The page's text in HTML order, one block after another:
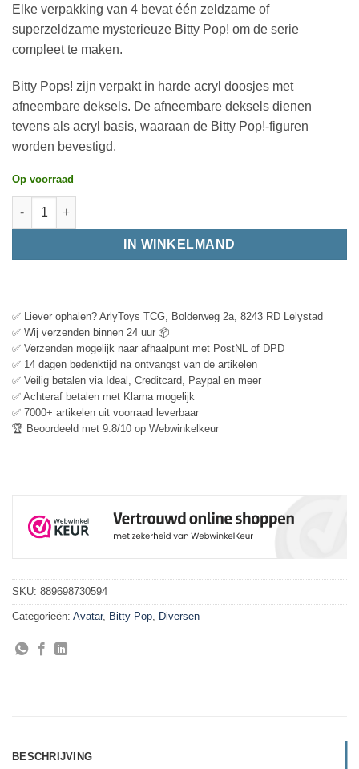
Elke verpakking van 4 bevat één zeldzame of
superzeldzame mysterieuze Bitty Pop! om de serie
compleet te maken.
Bitty Pops! zijn verpakt in harde acryl doosjes met
afneembare deksels. De afneembare deksels dienen
tevens als acryl basis, waaraan de Bitty Pop!-figuren
worden bevestigd.
Op voorraad
IN WINKELMAND
✅ Liever ophalen? ArlyToys TCG, Bolderweg 2a, 8243 RD Lelystad
✅ Wij verzenden binnen 24 uur 📦
✅ Verzenden mogelijk naar afhaalpunt met PostNL of DPD
✅ 14 dagen bedenktijd na ontvangst van de artikelen
✅ Veilig betalen via Ideal, Creditcard, Paypal en meer
✅ Achteraf betalen met Klarna mogelijk
✅ 7000+ artikelen uit voorraad leverbaar
🏆 Beoordeeld met 9.8/10 op Webwinkelkeur
SKU: 889698730594
Categorieën: Avatar, Bitty Pop Diversen
BESCHRIJVING